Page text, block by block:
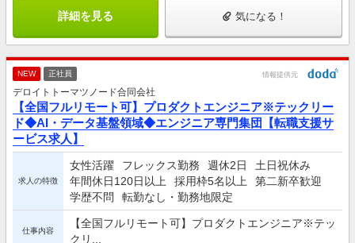
詳細を見る 気になる！
NEW 正社員 情報提供元
デロイトトーマツノード合同会社
【全国フルリモート可】プロダクトエンジニア※テックリー
ド◆AI・データ基盤領域◆エンジニア専門集団【転職支援サ
ービス求人】
求人の特徴
女性活躍 フレックス勤務 週休2日
土日祝休み
年間休日120日以上
採用枠5名以上
第二新卒歓迎
学歴不問
転勤なし・勤務地限定
仕事内容
【全国フルリモート可】プロダクトエンジニア※テッ
クリ...